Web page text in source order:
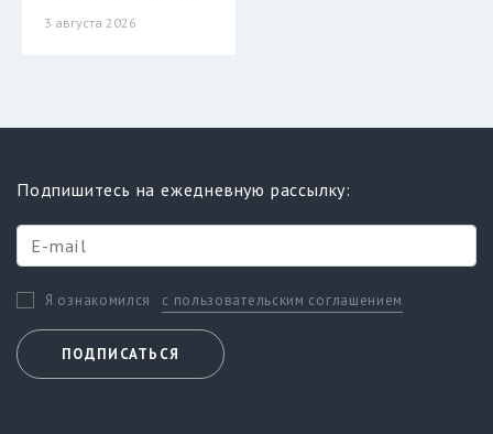
3 августа 2026
Подпишитесь на ежедневную рассылку:
Я ознакомился с пользовательским соглашением
ПОДПИСАТЬСЯ